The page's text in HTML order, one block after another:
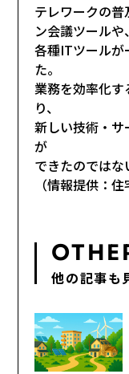
テレワークの
ン会議ツールや、
各種ITツールが
た。
業務を効率化
り、
新しい技術・
が
できたのではな
（情報提供：
他の記事も